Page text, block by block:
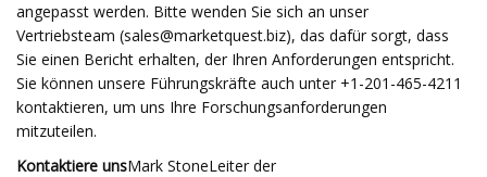
angepasst werden. Bitte wenden Sie sich an unser
Vertriebsteam (sales@marketquest.biz), das dafür sorgt, dass
Sie einen Bericht erhalten, der Ihren Anforderungen entspricht.
Sie können unsere Führungskräfte auch unter +1-201-465-4211
kontaktieren, um uns Ihre Forschungsanforderungen
mitzuteilen.
Kontaktiere unsMark StoneLeiter der